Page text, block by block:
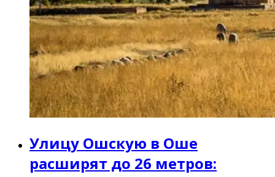
Улицу Ошскую в Оше
расширят до 26 метров: